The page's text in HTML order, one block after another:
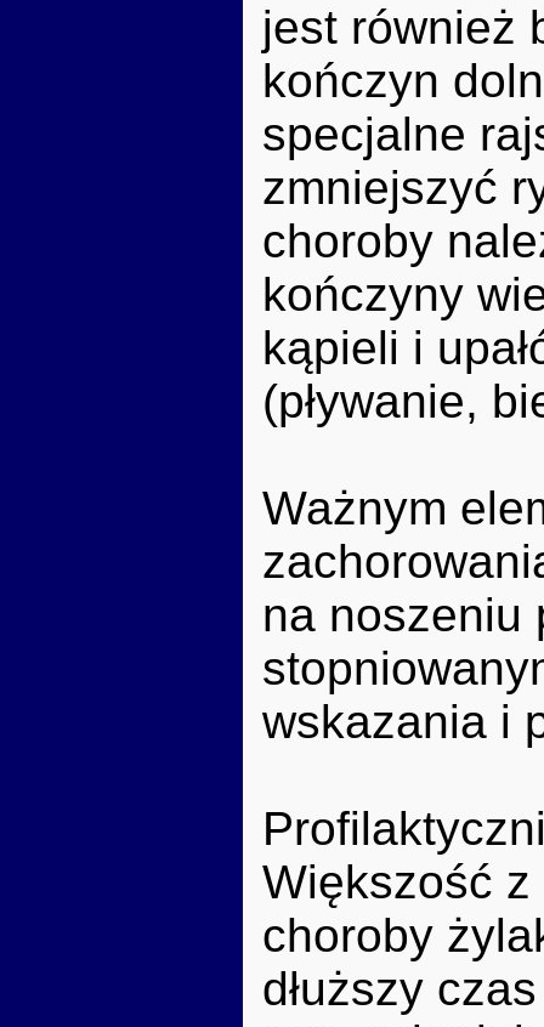
jest również
kończyn
specjalne
zmniejszyć
choroby
kończyny
kąpieli i
(pływanie,
Ważnym
na noszeniu
wskazania i
Większość
choroby
dłuższy